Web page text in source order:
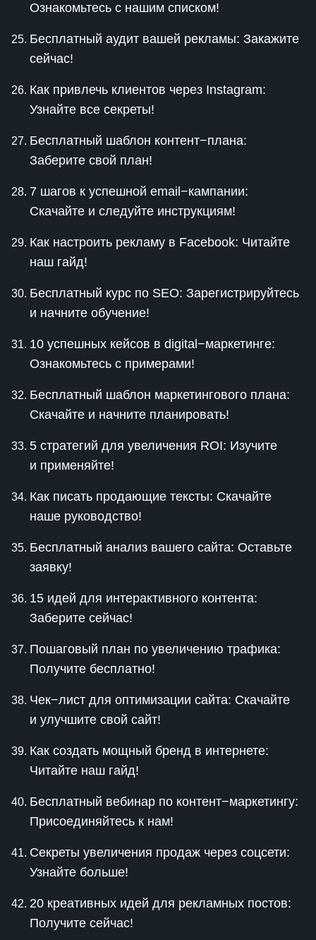
Ознакомьтесь с нашим списком!
Бесплатный аудит вашей рекламы: Закажите
сейчас!
Как привлечь клиентов через Instagram:
Узнайте все секреты!
Бесплатный шаблон контент−плана:
Заберите свой план!
7 шагов к успешной email−кампании:
Скачайте и следуйте инструкциям!
Как настроить рекламу в Facebook: Читайте
наш гайд!
Бесплатный курс по SEO: Зарегистрируйтесь
и начните обучение!
10 успешных кейсов в digital−маркетинге:
Ознакомьтесь с примерами!
Бесплатный шаблон маркетингового плана:
Скачайте и начните планировать!
5 стратегий для увеличения ROI: Изучите
и применяйте!
Как писать продающие тексты: Скачайте
наше руководство!
Бесплатный анализ вашего сайта: Оставьте
заявку!
15 идей для интерактивного контента:
Заберите сейчас!
Пошаговый план по увеличению трафика:
Получите бесплатно!
Чек−лист для оптимизации сайта: Скачайте
и улучшите свой сайт!
Как создать мощный бренд в интернете:
Читайте наш гайд!
Бесплатный вебинар по контент−маркетингу:
Присоединяйтесь к нам!
Секреты увеличения продаж через соцсети:
Узнайте больше!
20 креативных идей для рекламных постов:
Получите сейчас!